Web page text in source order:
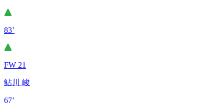
83’
FW 21
鮎川 峻
67’